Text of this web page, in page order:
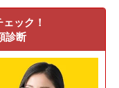
ック！
診断